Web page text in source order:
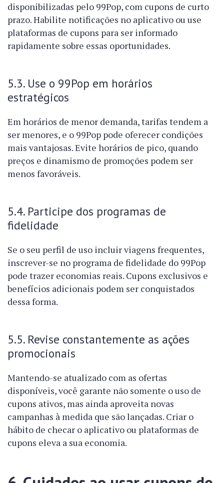
disponibilizadas pelo 99Pop, com cupons de curto
prazo. Habilite notificações no aplicativo ou use
plataformas de cupons para ser informado
rapidamente sobre essas oportunidades.
5.3. Use o 99Pop em horários
estratégicos
Em horários de menor demanda, tarifas tendem a
ser menores, e o 99Pop pode oferecer condições
mais vantajosas. Evite horários de pico, quando
preços e dinamismo de promoções podem ser
menos favoráveis.
5.4. Participe dos programas de
fidelidade
Se o seu perfil de uso incluir viagens frequentes,
inscrever-se no programa de fidelidade do 99Pop
pode trazer economias reais. Cupons exclusivos e
benefícios adicionais podem ser conquistados
dessa forma.
5.5. Revise constantemente as ações
promocionais
Mantendo-se atualizado com as ofertas
disponíveis, você garante não somente o uso de
cupons ativos, mas ainda aproveita novas
campanhas à medida que são lançadas. Criar o
hábito de checar o aplicativo ou plataformas de
cupons eleva a sua economia.